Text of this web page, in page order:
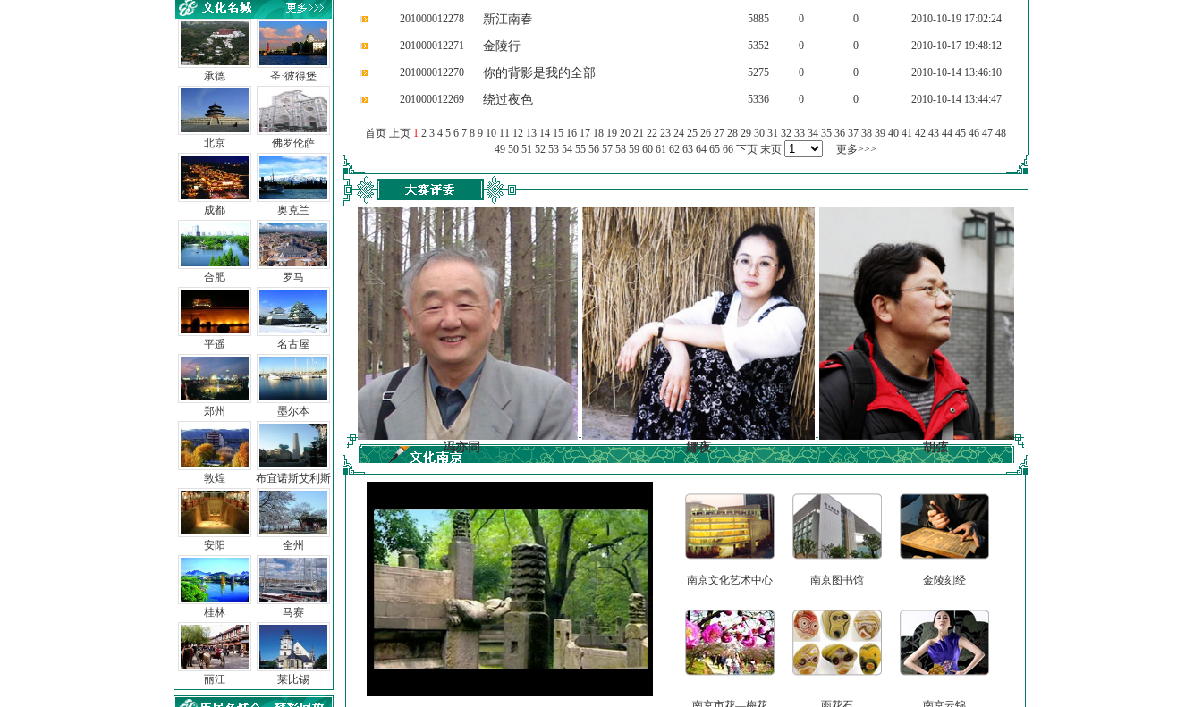
承德
北京
成都
合肥
平遥
郑州
敦煌
安阳
桂林
丽江
圣·彼得堡
佛罗伦萨
奥克兰
罗马
名古屋
墨尔本
布宜诺斯艾利斯
全州
马赛
莱比锡
201000012278 新江南春 5885 0 0 2010-10-19 17:02:24
201000012271 金陵行 5352 0 0 2010-10-17 19:48:12
201000012270 你的背影是我的全部 5275 0 0 2010-10-14 13:46:10
201000012269 绕过夜色 5336 0 0 2010-10-14 13:44:47
首页 上页 1 2 3 4 5 6 7 8 9 10 11 12 13 14 15 16 17 18 19 20 21 22 23 24 25 26 27 28 29 30 31 32 33 34 35 36 37 38 39 40 41 42 43 44 45 46 47 48
49 50 51 52 53 54 55 56 57 58 59 60 61 62 63 64 65 66 下页 末页 更多>>>
车前子 冯亦同 娜夜 胡弦
南京文化艺术中心 南京图书馆 金陵刻经